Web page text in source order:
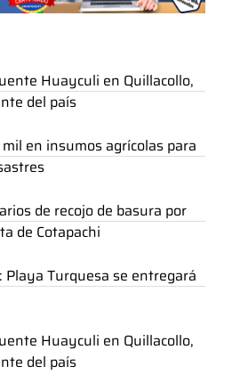
Huayculi en Quillacollo,
del país
en insumos agrícolas para
de recojo de basura por
de Cotapachi
Playa Turquesa se entregará
Huayculi en Quillacollo,
del país